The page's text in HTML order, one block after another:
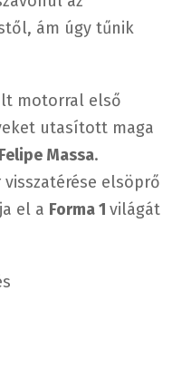
ám úgy tűnik
motorral első
utasított maga
Felipe Massa.
visszatérése elsöprő
el a Forma 1 világát